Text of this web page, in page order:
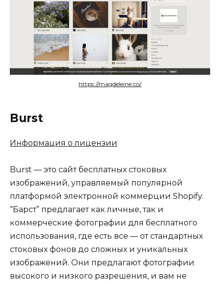
https://magdeleine.co/
Burst
Информация о лицензии
Burst — это сайт бесплатных стоковых
изображений, управляемый популярной
платформой электронной коммерции Shopify.
“Барст” предлагает как личные, так и
коммерческие фотографии для бесплатного
использования, где есть все — от стандартных
стоковых фонов до сложных и уникальных
изображений. Они предлагают фотографии
высокого и низкого разрешения, и вам не